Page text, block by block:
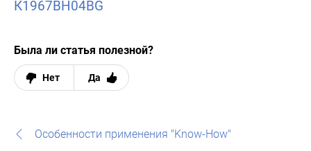
К1967ВН04BG
Была ли статья полезной?
Нет Да
Особенности применения "Know-How"